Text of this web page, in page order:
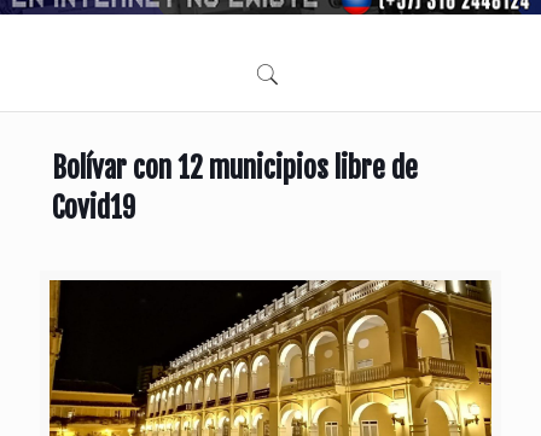
Bolívar con 12 municipios libre de
Covid19